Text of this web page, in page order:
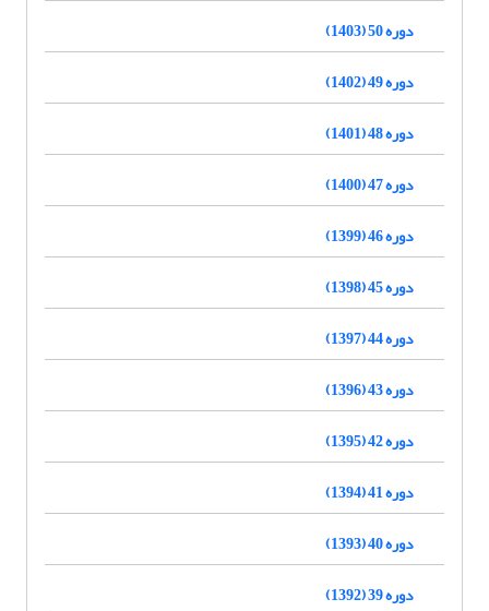
دوره 50 (1403)
دوره 49 (1402)
دوره 48 (1401)
دوره 47 (1400)
دوره 46 (1399)
دوره 45 (1398)
دوره 44 (1397)
دوره 43 (1396)
دوره 42 (1395)
دوره 41 (1394)
دوره 40 (1393)
دوره 39 (1392)